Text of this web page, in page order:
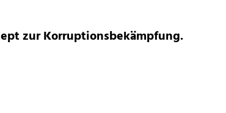
zur Korruptionsbekämpfung.